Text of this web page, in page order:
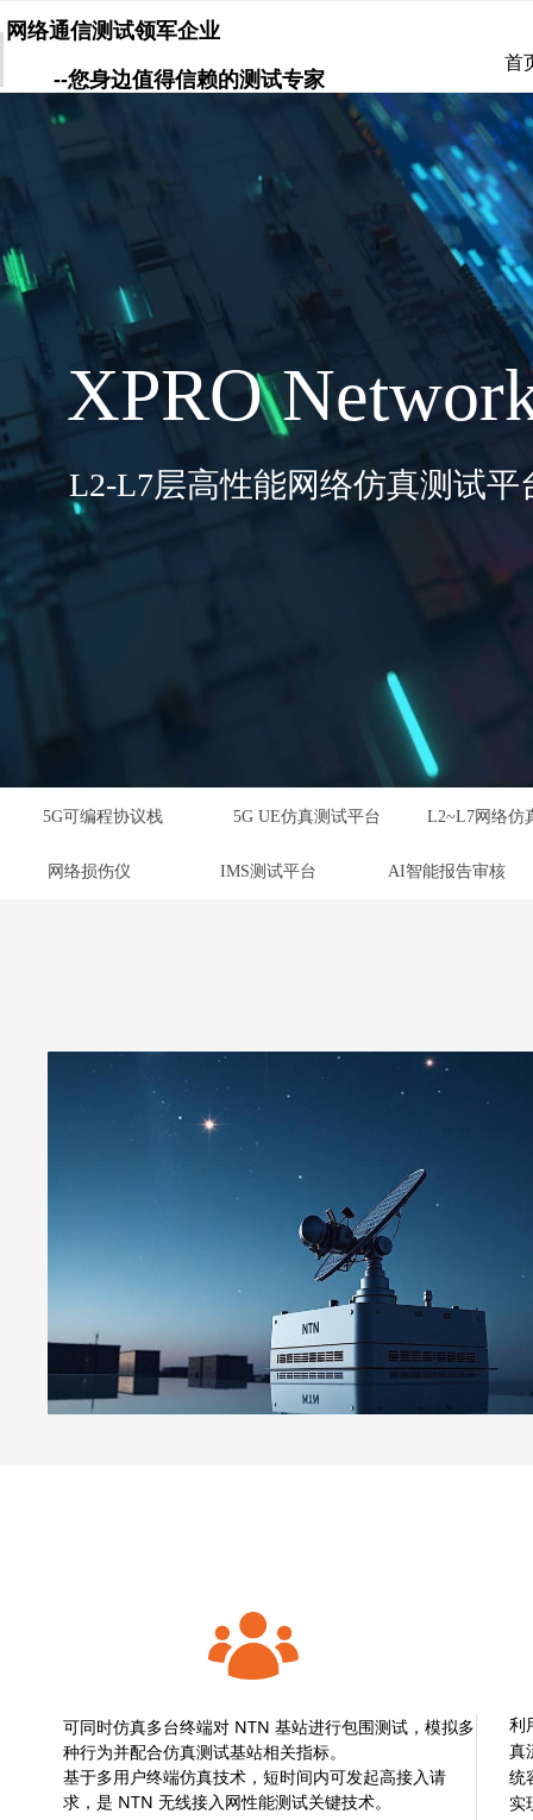
首
网络通信测试领军企业
--您身边值得信赖的测试专家
XPRO
L2-L7层高性能网络仿真测试平
网络损伤仪 IMS测试平台 AI智能报告审核
5G可编程协议栈 5G UE仿真测试平台
可同时仿真多台终端对 NTN 基站进行包围测试，模拟多
种行为并配合仿真测试基站相关指标。
基于多用户终端仿真技术，短时间内可发起高接入请
求，是 NTN 无线接入网性能测试关键技术。
利
真
统
实